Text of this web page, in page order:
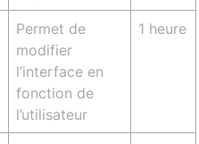
Permet de
modifier
l’interface en
fonction de
l’utilisateur
1 heure